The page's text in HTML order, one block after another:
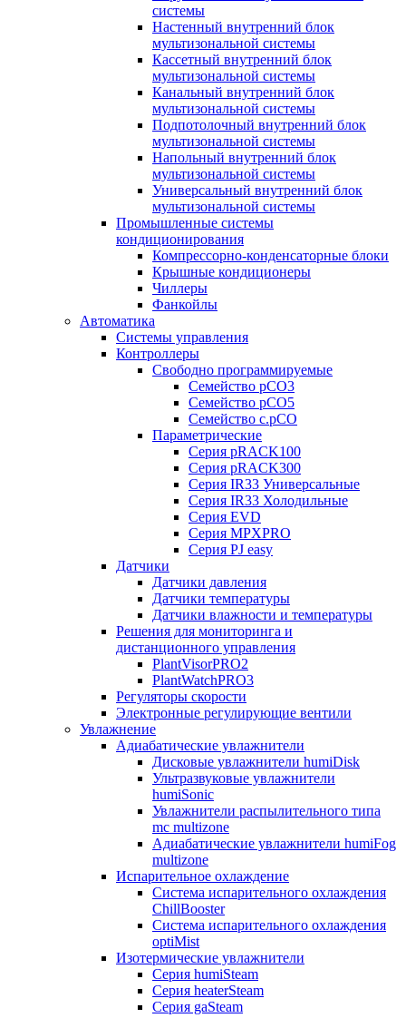
системы
Настенный внутренний блок
мультизональной системы
Кассетный внутренний блок
мультизональной системы
Канальный внутренний блок
мультизональной системы
Подпотолочный внутренний блок
мультизональной системы
Напольный внутренний блок
мультизональной системы
Универсальный внутренний блок
мультизональной системы
Промышленные системы
кондиционирования
Компрессорно-конденсаторные блоки
Крышные кондиционеры
Чиллеры
Фанкойлы
Автоматика
Системы управления
Контроллеры
Свободно программируемые
Семейство pCO3
Семейство pCO5
Семейство c.pCO
Параметрические
Серия pRACK100
Серия pRACK300
Серия IR33 Универсальные
Серия IR33 Холодильные
Серия EVD
Серия MPXPRO
Серия PJ easy
Датчики
Датчики давления
Датчики температуры
Датчики влажности и температуры
Решения для мониторинга и
дистанционного управления
PlantVisorPRO2
PlantWatchPRO3
Регуляторы скорости
Электронные регулирующие вентили
Увлажнение
Адиабатические увлажнители
Дисковые увлажнители humiDisk
Ультразвуковые увлажнители
humiSonic
Увлажнители распылительного типа
mc multizone
Адиабатические увлажнители humiFog
multizone
Испарительное охлаждение
Система испарительного охлаждения
ChillBooster
Система испарительного охлаждения
optiMist
Изотермические увлажнители
Серия humiSteam
Серия heaterSteam
Серия gaSteam